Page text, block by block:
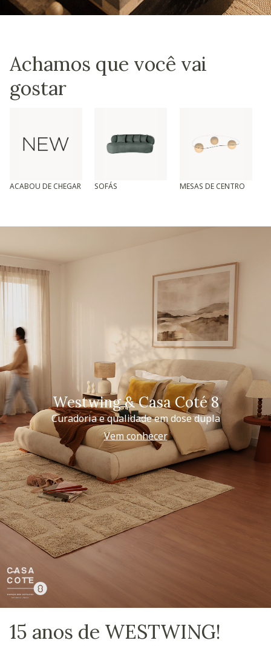
Achamos que você vai
gostar
ACABOU DE CHEGAR SOFÁS MESAS DE CENTRO
Westwing & Casa Coté 8
Curadoria e qualidade em dose dupla
Vem conhecer
15 anos de WESTWING!